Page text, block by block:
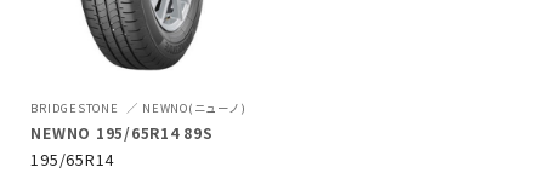
BRIDGESTONE NEWNO(ニューノ)
NEWNO 195/65R14 89S
195/65R14